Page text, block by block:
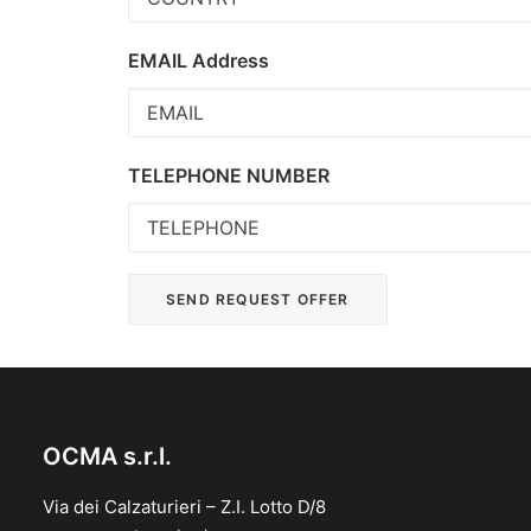
EMAIL Address
TELEPHONE NUMBER
OCMA s.r.l.
Via dei Calzaturieri – Z.I. Lotto D/8